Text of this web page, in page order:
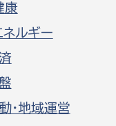
康
ネルギー
・地域運営